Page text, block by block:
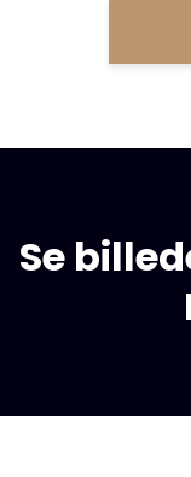
Se